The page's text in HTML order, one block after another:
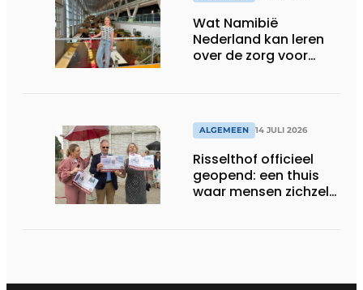
Wat Namibië
Nederland kan leren
over de zorg voor
ALGEMEEN 14 JULI 2026
Risselthof officieel
geopend: een thuis
waar mensen zichzelf